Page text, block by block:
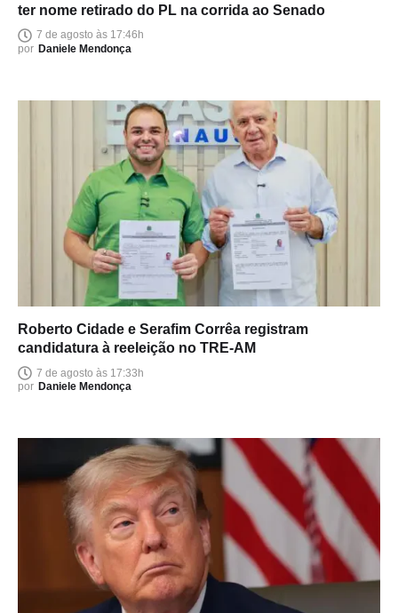
ter nome retirado do PL na corrida ao Senado
7 de agosto às 17:46h
por Daniele Mendonça
Roberto Cidade e Serafim Corrêa registram
candidatura à reeleição no TRE-AM
7 de agosto às 17:33h
por Daniele Mendonça